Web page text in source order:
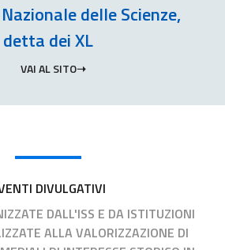
delle Scienze,
detta dei XL
VAI AL SITO
DIVULGATIVI
DALL'ISS E DA ISTITUZIONI
ALLA VALORIZZAZIONE DI